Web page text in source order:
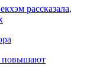
рассказала,
повышают